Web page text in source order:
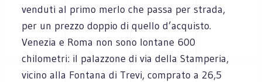
venduti al primo merlo che passa per strada,
per un prezzo doppio di quello d’acquisto.
Venezia e Roma non sono lontane 600
chilometri: il palazzone di via della Stamperia,
vicino alla Fontana di Trevi, comprato a 26,5